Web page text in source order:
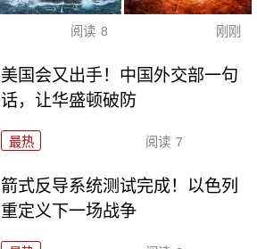
阅读 8 刚刚
美国会又出手！中国外交部一句
话，让华盛顿破防
最热 阅读 7
箭式反导系统测试完成！以色列
重定义下一场战争